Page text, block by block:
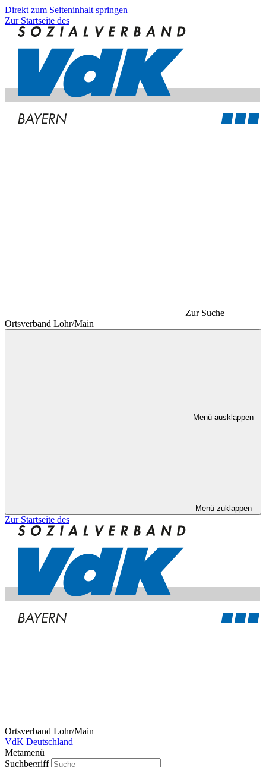
Direkt zum Seiteninhalt springen
Zur Startseite des
Zur Suche
Ortsverband Lohr/Main
Menü ausklappen
Menü zuklappen
Zur Startseite des
Ortsverband Lohr/Main
VdK Deutschland
Metamenü
Suchbegriff